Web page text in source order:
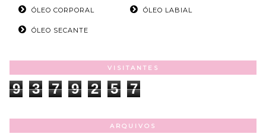
ÓLEO CORPORAL ÓLEO LABIAL
ÓLEO SECANTE
VISITANTES
9 3 7 9 2 5 7
ARQUIVOS